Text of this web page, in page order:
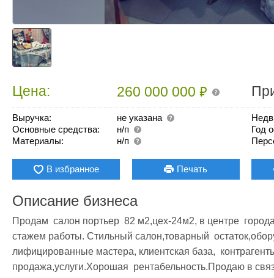
Цена: 260 000 000₽
Выручка:
не указана
Основные средства:
н/п
Материалы:
н/п
Год
В избранное Печать
Описание бизнеса
Продам  салон портьер  82 м2,цех-24м2, в центре
стажем работы. Стильный салон,товарный
лифицированные мастера, клиентская база,
продажа,услуги.Хорошая  рентабельность.Продаю в